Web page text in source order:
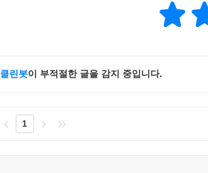
클린봇이 부적절한 글을 감지 중입니다.
1